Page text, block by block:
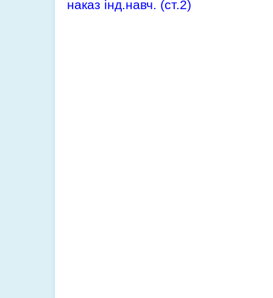
наказ інд.навч. (ст.2)